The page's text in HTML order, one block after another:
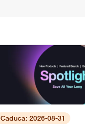
Caduca: 2026-08-31